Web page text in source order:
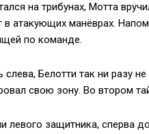
на трибунах, Мотта
в атакующих манёврах.
по команде.
Белотти так ни разу
свою зону. Во втором
левого защитника, сперва